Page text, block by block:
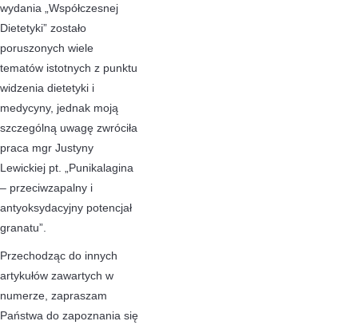
wydania „Współczesnej
Dietetyki” zostało
poruszonych wiele
tematów istotnych z punktu
widzenia dietetyki i
medycyny, jednak moją
szczególną uwagę zwróciła
praca mgr Justyny
Lewickiej pt. „Punikalagina
– przeciwzapalny i
antyoksydacyjny potencjał
granatu”.
Przechodząc do innych
artykułów zawartych w
numerze, zapraszam
Państwa do zapoznania się